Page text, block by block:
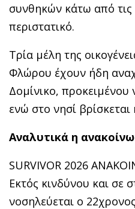
συνθηκών κάτω από τις
περιστατικό.
Τρία μέλη της
Φλώρου έχουν ήδη
Δομίνικο,
ενώ στο νησί βρίσκεται
Αναλυτικά η
SURVIVOR 2026
Εκτός κινδύνου και σε
νοσηλεύεται ο